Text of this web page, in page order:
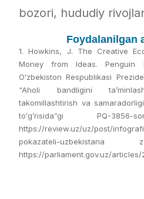
bozori, hududiy
Foydalanilgan
1. Howkins, J. The Creative
Money from Ideas. Penguin
Oʻzbekiston Respublikasi
“Aholi bandligini
takomillashtirish va
toʻgʻrisida”gi PQ-
https://review.uz/uz/post/
pokazateli-uzbekistana
https://parliament.gov.uz/articles/